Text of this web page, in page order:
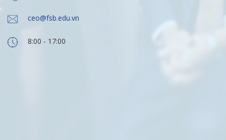
ceo@fsb.edu.vn
8:00 - 17:00